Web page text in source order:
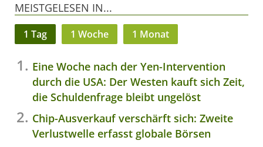
MEISTGELESEN IN...
1 Tag 1 Woche 1 Monat
Eine Woche nach der Yen-Intervention
durch die USA: Der Westen kauft sich Zeit,
die Schuldenfrage bleibt ungelöst
Chip-Ausverkauf verschärft sich: Zweite
Verlustwelle erfasst globale Börsen